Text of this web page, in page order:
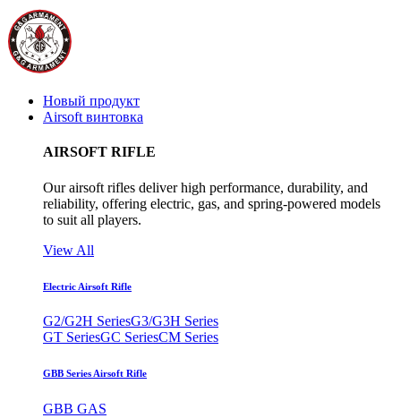
Новый продукт
Airsoft винтовка
AIRSOFT RIFLE
Our airsoft rifles deliver high performance, durability, and
reliability, offering electric, gas, and spring-powered models
to suit all players.
View All
Electric Airsoft Rifle
G2/G2H SeriesG3/G3H Series
GT SeriesGC SeriesCM Series
GBB Series Airsoft Rifle
GBB GAS